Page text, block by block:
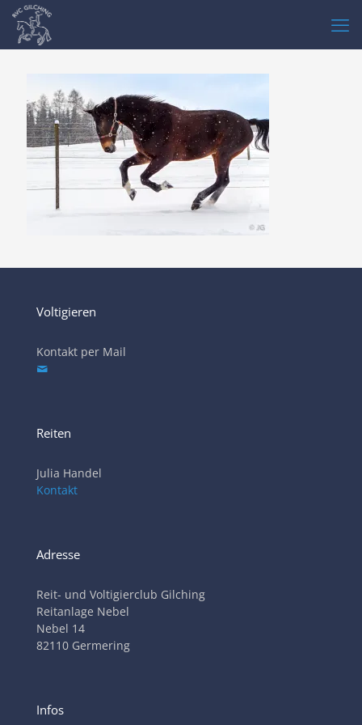
Voltigieren
Kontakt per Mail
Reiten
Julia Handel
Kontakt
Adresse
Reit- und Voltigierclub Gilching
Reitanlage Nebel
Nebel 14
82110 Germering
Infos